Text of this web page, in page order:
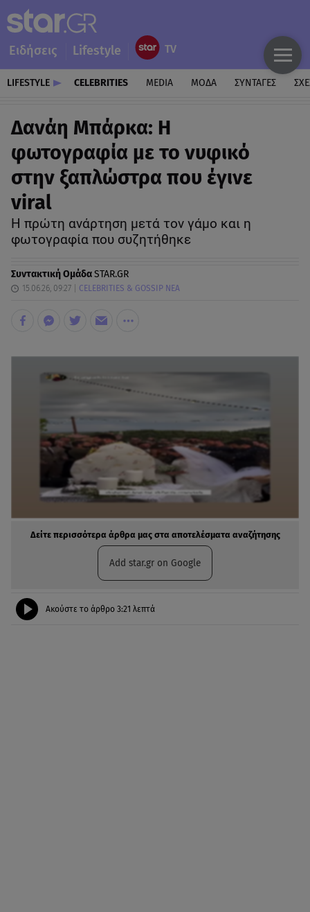
Ειδήσεις Lifestyle
LIFESTYLE CELEBRITIES MEDIA ΜΟΔΑ ΣΥΝΤΑΓΕΣ
Δανάη Μπάρκα: Η
φωτογραφία με το νυφικό
στην ξαπλώστρα που έγινε
viral
Η πρώτη ανάρτηση μετά τον γάμο και η
φωτογραφία που συζητήθηκε
Συντακτική ΟμάδαSTAR.GR
15.06.26, 09:27 CELEBRITIES & GOSSIP ΝΕΑ
Δείτε περισσότερα άρθρα μας στα αποτελέσματα αναζήτησης
Add star.gr on Google
Ακούστε το άρθρο 3:21 λεπτά